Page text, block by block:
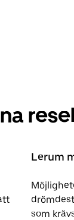
Lerum
som